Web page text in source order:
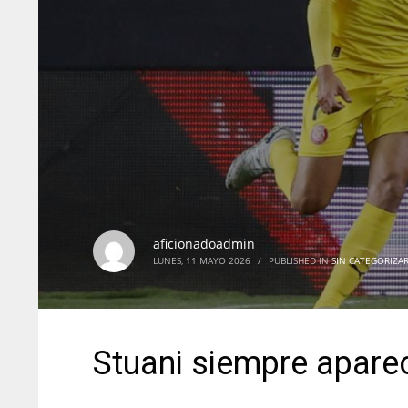
aficionadoadmin
LUNES, 11 MAYO 2026 / PUBLISHED INSIN CATEGORIZAR
Stuani siempre